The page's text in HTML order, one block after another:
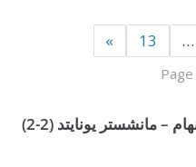
13
»
الدوري الإنجليزي الممتاز: توتنهام – مانشستر يونايتد (2-2)